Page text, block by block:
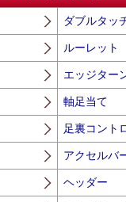
ダブルタッ
ルーレット
エッジター
軸足当て
足裏コント
アクセルバ
ヘッダー